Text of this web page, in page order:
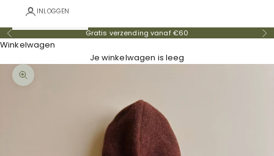
INLOGGEN
Vorige Gratis verzending vanaf €60
Winkelwagen
Je winkelwagen is leeg
In-/uitzoomen